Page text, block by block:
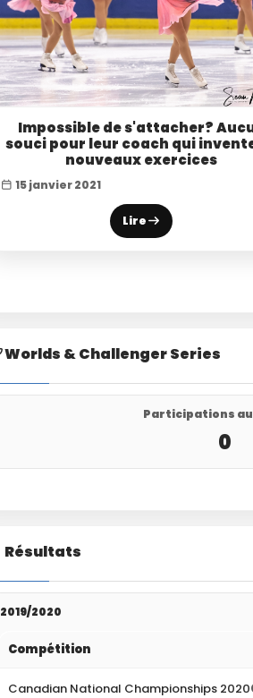
Impossible de s'attacher?
souci pour leur coach qui
nouveaux exercices
15 janvier 2021
Lire
Worlds & Challenger Series
Participations
0
Résultats
2019/2020
Compétition
Canadian National Championships 2020